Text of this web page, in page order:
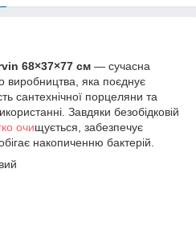
68×37×77 см — сучасна
виробництва, яка поєднує
сантехнічної порцеляни та
Завдяки безобідковій
очищується, забезпечує
накопиченню бактерій.